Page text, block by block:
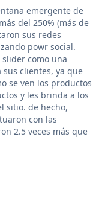
emergente de
del 250% (más de
sus redes
powr social.
como una
clientes, ya que
se ven los productos
y les brinda a los
sitio. de hecho,
con las
2.5 veces más que